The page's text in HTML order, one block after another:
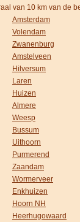
van 10 km van de
Amsterdam
Volendam
Zwanenburg
Amstelveen
Hilversum
Laren
Huizen
Almere
Weesp
Bussum
Uithoorn
Purmerend
Zaandam
Wormerveer
Enkhuizen
Hoorn NH
Heerhugowaard